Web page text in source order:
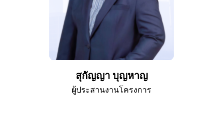
สุกัญญา บุญหาญ
ผู้ประสานงานโครงการ